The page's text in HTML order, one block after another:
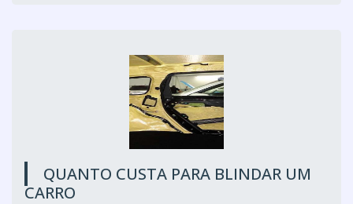
QUANTO CUSTA PARA BLINDAR UM
CARRO